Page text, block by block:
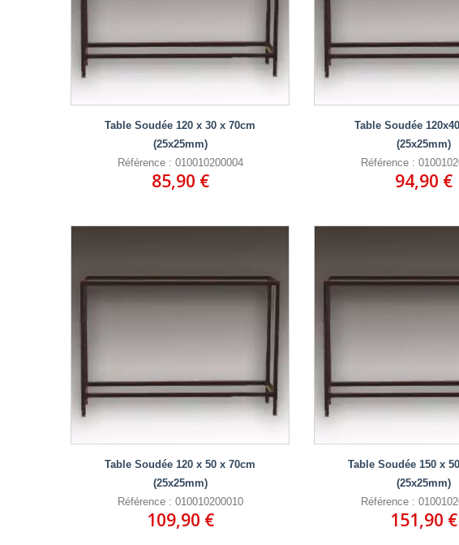
Table Soudée 120 x 30 x 70cm
(25x25mm)
Référence : 010010200004
85,90 €
Table Soudée
(25x25mm)
Référence :
94,90 €
Table Soudée 120 x 50 x 70cm
(25x25mm)
Référence : 010010200010
109,90 €
Table Soudée 150 x
(25x25mm)
Référence :
151,90 €